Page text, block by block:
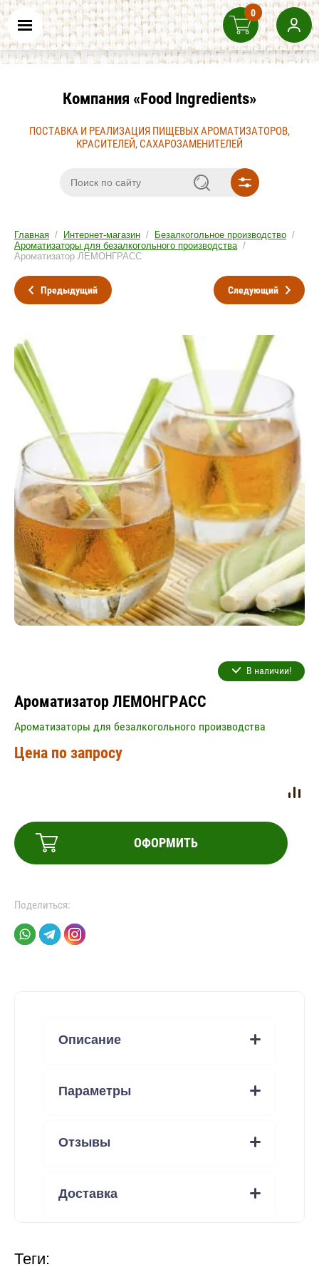
Компания «Food Ingredients»
ПОСТАВКА И РЕАЛИЗАЦИЯ ПИЩЕВЫХ АРОМАТИЗАТОРОВ,
КРАСИТЕЛЕЙ, САХАРОЗАМЕНИТЕЛЕЙ
Главная / Интернет-магазин / Безалкогольное производство /
Ароматизаторы для безалкогольного производства /
Ароматизатор ЛЕМОНГРАСС
Предыдущий Следующий
В наличии!
Ароматизатор ЛЕМОНГРАСС
Ароматизаторы для безалкогольного производства
Цена по запросу
ОФОРМИТЬ
Поделиться:
Описание
Параметры
Отзывы
Доставка
теги:
0